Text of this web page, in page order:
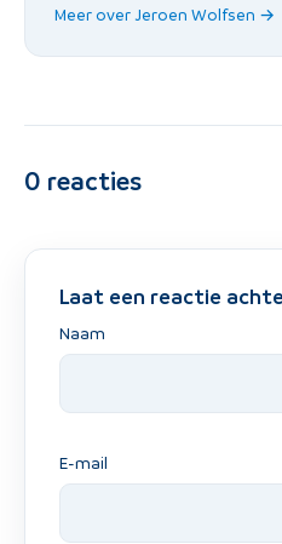
Meer over Jeroen Wolfsen →
0 reacties
Laat een reactie
Naam
E-mail